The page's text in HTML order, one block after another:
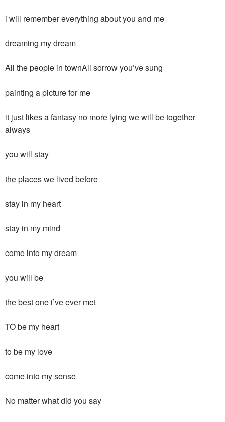
i will remember everything about you and me
dreaming my dream
All the people in townAll sorrow you’ve sung
painting a picture for me
it just likes a fantasy no more lying we will be together
always
you will stay
the places we lived before
stay in my heart
stay in my mind
come into my dream
you will be
the best one i’ve ever met
TO be my heart
to be my love
come into my sense
No matter what did you say